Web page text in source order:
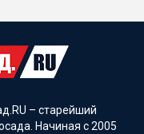
– старейший
Начиная с 2005